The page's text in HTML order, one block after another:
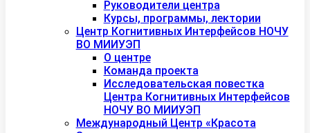
Руководители центра
Курсы, программы, лектории
Центр Когнитивных Интерфейсов НОЧУ
ВО МИИУЭП
О центре
Команда проекта
Исследовательская повестка
Центра Когнитивных Интерфейсов
НОЧУ ВО МИИУЭП
Международный Центр «Красота